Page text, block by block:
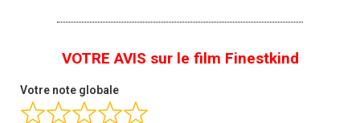
VOTRE AVIS sur le film Finestkind
Votre note globale